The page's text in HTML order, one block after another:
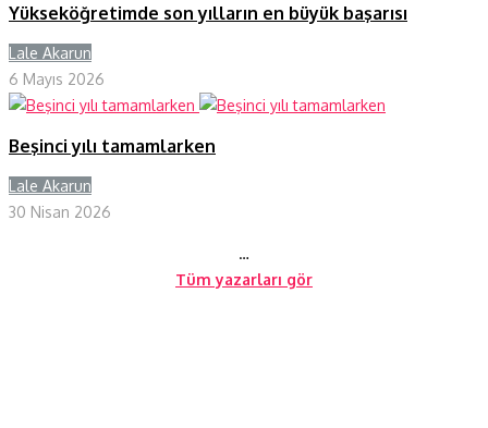
Yükseköğretimde son yılların en büyük başarısı
Lale Akarun
6 Mayıs 2026
Beşinci yılı tamamlarken
Lale Akarun
30 Nisan 2026
…
Tüm yazarları gör